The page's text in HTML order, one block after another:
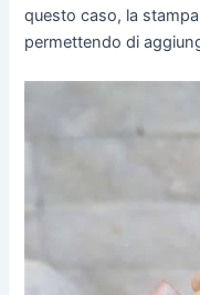
questo caso, la
permettendo di